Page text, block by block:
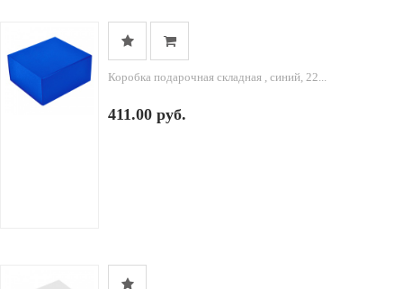
Коробка подарочная складная , синий, 22...
411.00 руб.